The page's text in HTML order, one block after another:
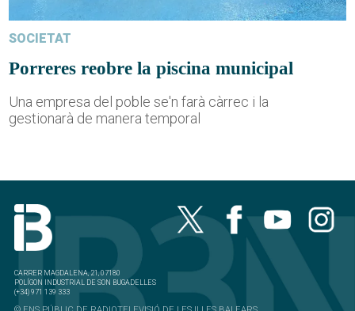
SOCIETAT
Porreres reobre la piscina municipal
Una empresa del poble se'n farà càrrec i la
gestionarà de manera temporal
CARRER MAGDALENA, 21, 07180
POLÍGON INDUSTRIAL DE SON BUGADELLES
(+34) 971 139 333